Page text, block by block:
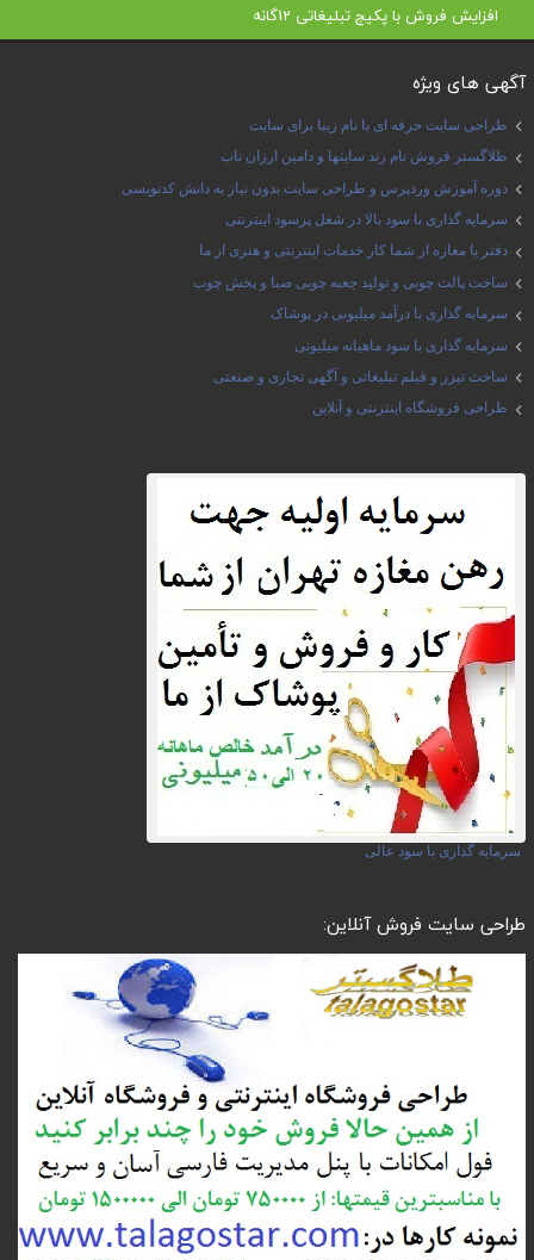
افزایش فروش با پکیج تبلیغاتی 12گانه
آگهی های ویژه
طراحی سایت حرفه ای با نام زیبا برای سایت
طلاگستر فروش نام رند سایتها و دامین ارزان ناب
دوره آموزش وردپرس و طراحی سایت بدون نیاز به دانش کدنویسی
سرمایه گذاری با سود بالا در شغل پرسود اینترنتی
دفتر یا مغازه از شما کار خدمات اینترنتی و هنری از ما
ساخت پالت چوبی و تولید جعبه چوبی صبا و پخش چوب
سرمایه گذاری با درآمد میلیونی در پوشاک
سرمایه گذاری با سود ماهیانه میلیونی
ساخت تیزر و فیلم تبلیغاتی و آگهی تجاری و صنعتی
طراحی فروشگاه اینترنتی و آنلاین
سرمایه گذاری با سود عالی
طراحی سایت فروش آنلاین: